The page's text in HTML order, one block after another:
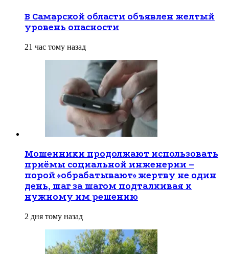
В Самарской области объявлен желтый
уровень опасности
21 час тому назад
Мошенники продолжают использовать
приёмы социальной инженерии –
порой «обрабатывают» жертву не один
день, шаг за шагом подталкивая к
нужному им решению
2 дня тому назад